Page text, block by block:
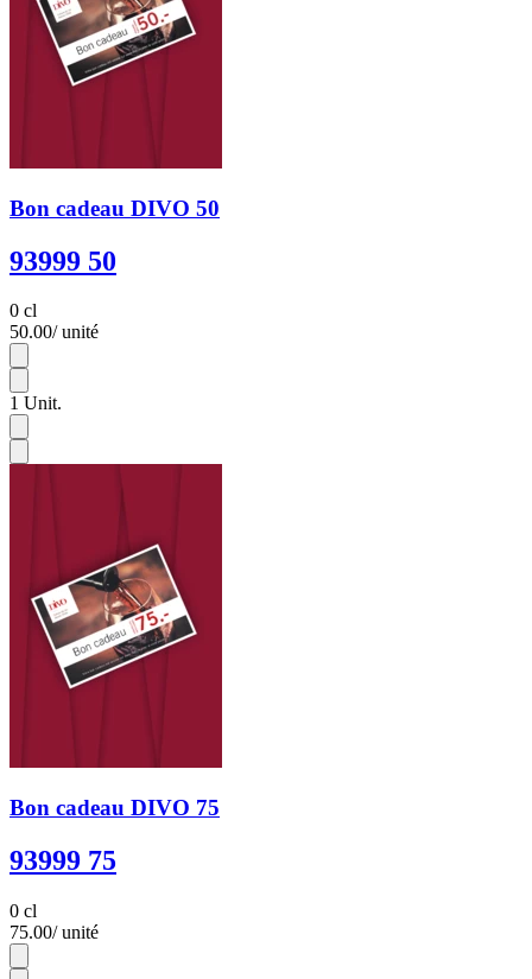
Bon cadeau DIVO 50
93999 50
0 cl
50.00/ unité
1 Unit.
Bon cadeau DIVO 75
93999 75
0 cl
75.00/ unité